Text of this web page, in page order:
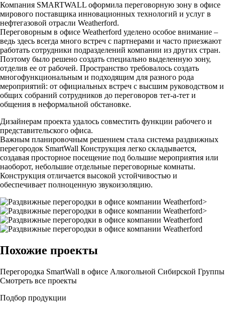
Компания SMARTWALL оформила переговорную зону в офисе
мирового поставщика инновационных технологий и услуг в
нефтегазовой отрасли Weatherford.
Переговорным в офисе Weatherford уделено особое внимание –
ведь здесь всегда много встреч с партнерами и часто приезжают
работать сотрудники подразделений компании из других стран.
Поэтому было решено создать специально выделенную зону,
отделив ее от рабочей. Пространство требовалось создать
многофункциональным и подходящим для разного рода
мероприятий: от официальных встреч с высшим руководством и
общих собраний сотрудников до переговоров тет-а-тет и
общения в неформальной обстановке.
Дизайнерам проекта удалось совместить функции рабочего и
представительского офиса.
Важным планировочным решением стала система раздвижных
перегородок SmartWall Конструкция легко складывается,
создавая просторное посещение под большие мероприятия или
наоборот, небольшие отдельные переговорные комнаты.
Конструкция отличается высокой устойчивостью и
обеспечивает полноценную звукоизоляцию.
>
>
Похожие проекты
Перегородка SmartWall в офисе Алкогольной Сибирской Группы
Смотреть все проекты
Подбор продукции